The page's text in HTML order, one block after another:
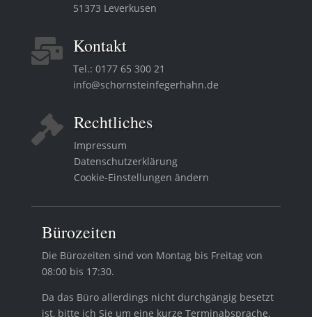
51373 Leverkusen
 Kontakt
Tel.: 0177 65 300 21
info@schornsteinfegerhahn.de
 Rechtliches
Impressum
Datenschutzerklärung
Cookie-Einstellungen ändern
Bürozeiten
Die Bürozeiten sind von Montag bis Freitag von
08:00 bis 17:30.
Da das Büro allerdings nicht durchgängig besetzt
ist, bitte ich Sie um eine kurze Terminabsprache.